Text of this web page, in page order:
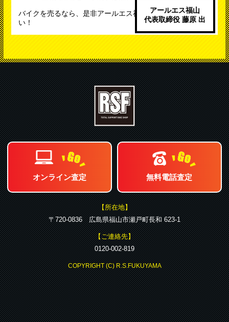
バイクを売るなら、是非アールエス福山へご連絡くださ
い！
アールエス福山
代表取締役 藤原 出
オンライン査定 無料電話査定
【所在地】
〒720-0836 広島県福山市瀬戸町長和 623-1
【ご連絡先】
0120-002-819
COPYRIGHT (C) R.S.FUKUYAMA